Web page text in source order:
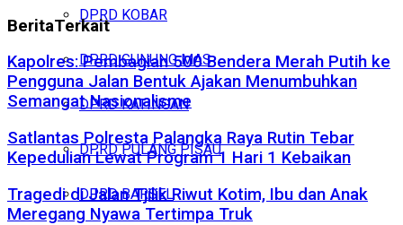
DPRD KOBAR
DPRD GUNUNG MAS
DPRD KATINGAN
DPRD PULANG PISAU
DPRD BARSEL
BeritaTerkait
Kapolres: Pembagian 500 Bendera Merah Putih ke
Pengguna Jalan Bentuk Ajakan Menumbuhkan
Semangat Nasionalisme
Satlantas Polresta Palangka Raya Rutin Tebar
Kepedulian Lewat Program 1 Hari 1 Kebaikan
Tragedi di Jalan Tjilik Riwut Kotim, Ibu dan Anak
Meregang Nyawa Tertimpa Truk